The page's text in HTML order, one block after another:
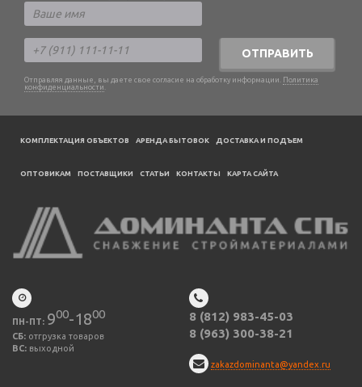
ОТПРАВИТЬ
Отправляя данные, вы даете свое согласие на обработку информации. Политика
конфиденциальности .
КОМПЛЕКТАЦИЯ ОБЪЕКТОВ АРЕНДА БЫТОВОК ДОСТАВКА И ПОДЪЕМ
ОПТОВИКАМ ПОСТАВЩИКИ CТАТЬИ КОНТАКТЫ КАРТА САЙТА
ПН-ПТ: 900-1800
СБ: отгрузка товаров
ВС: выходной
8 (812) 983-45-03
8 (963) 300-38-21
zakazdominanta@yandex.ru